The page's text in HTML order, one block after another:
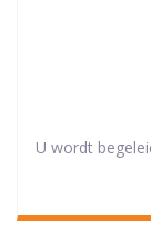
U wordt